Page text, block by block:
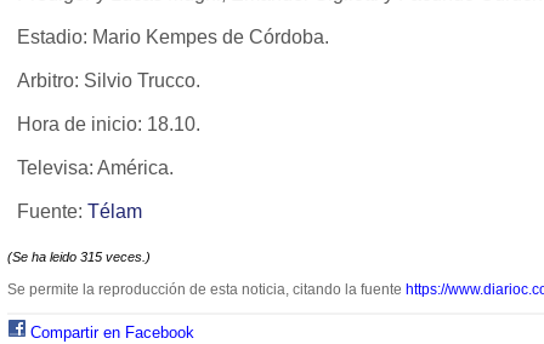
Estadio: Mario Kempes de Córdoba.
Arbitro: Silvio Trucco.
Hora de inicio: 18.10.
Televisa: América.
Fuente: Télam
(Se ha leido 315 veces.)
Se permite la reproducción de esta noticia, citando la fuente https://
Compartir en Facebook